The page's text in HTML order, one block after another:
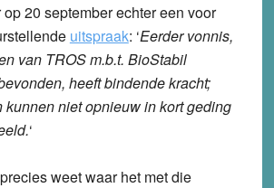
20 september echter een voor
uitspraak: ‘Eerder vonnis,
van TROS m.b.t. BioStabil
heeft bindende kracht;
kunnen niet opnieuw in kort geding
‘
weet waar het met die